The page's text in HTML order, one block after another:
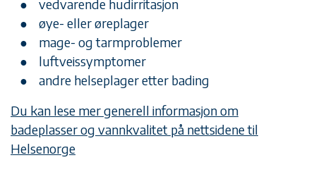
vedvarende hudirritasjon
øye- eller øreplager
mage- og tarmproblemer
luftveissymptomer
andre helseplager etter bading
Du kan lese mer generell informasjon om
badeplasser og vannkvalitet på nettsidene til
Helsenorge